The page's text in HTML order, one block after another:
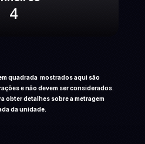
4
quadrada mostrados aqui são
e não devem ser considerados.
obter detalhes sobre a metragem
da unidade.